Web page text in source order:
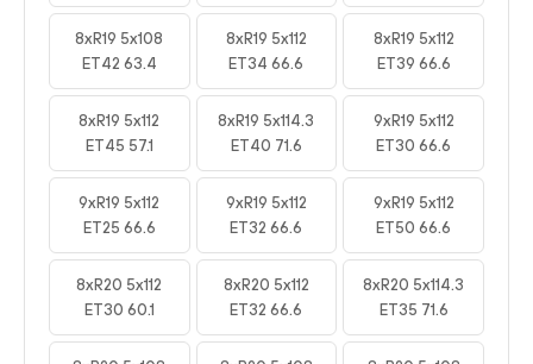
8xR19 5x108
ET42 63.4
8xR19 5x112
ET34 66.6
8xR19 5x112
ET39 66.6
8xR19 5x112
ET45 57.1
8xR19 5x114.3
ET40 71.6
9xR19 5x112
ET30 66.6
9xR19 5x112
ET25 66.6
9xR19 5x112
ET32 66.6
9xR19 5x112
ET50 66.6
8xR20 5x112
ET30 60.1
8xR20 5x112
ET32 66.6
8xR20 5x114.3
ET35 71.6